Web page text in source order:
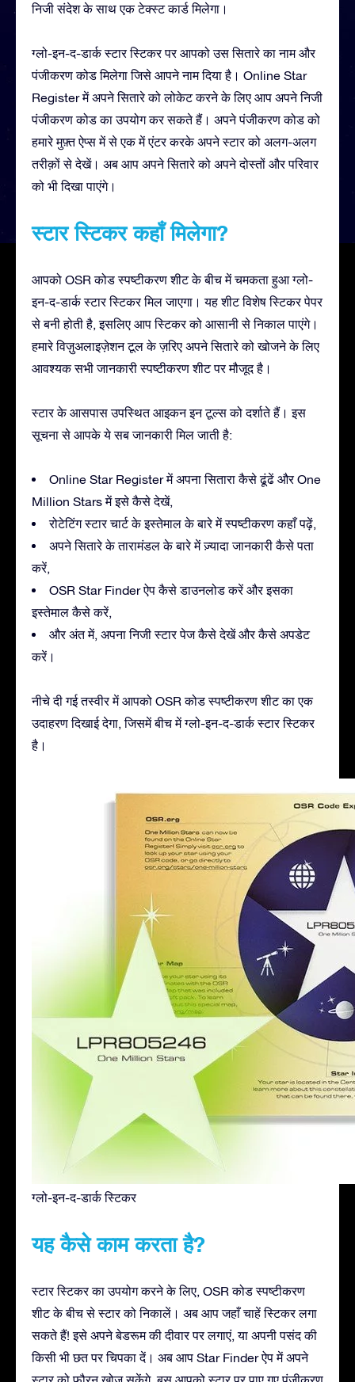
निजी संदेश के साथ एक टेक्स्ट कार्ड मिलेगा।
ग्लो-इन-द-डार्क स्टार स्टिकर पर आपको उस सितारे का नाम और
पंजीकरण कोड मिलेगा जिसे आपने नाम दिया है। Online Star
Register में अपने सितारे को लोकेट करने के लिए आप अपने निजी
पंजीकरण कोड का उपयोग कर सकते हैं। अपने पंजीकरण कोड को
हमारे मुफ़्त ऐप्स में से एक में एंटर करके अपने स्टार को अलग-अलग
तरीक़ों से देखें। अब आप अपने सितारे को अपने दोस्तों और परिवार
को भी दिखा पाएंगे।
स्टार स्टिकर कहाँ मिलेगा?
आपको OSR कोड स्पष्टीकरण शीट के बीच में चमकता हुआ ग्लो-
इन-द-डार्क स्टार स्टिकर मिल जाएगा। यह शीट विशेष स्टिकर पेपर
से बनी होती है, इसलिए आप स्टिकर को आसानी से निकाल पाएंगे।
हमारे विज़ुअलाइज़ेशन टूल के ज़रिए अपने सितारे को खोजने के लिए
आवश्यक सभी जानकारी स्पष्टीकरण शीट पर मौजूद है।
स्टार के आसपास उपस्थित आइकन इन टूल्स को दर्शाते हैं। इस
सूचना से आपके ये सब जानकारी मिल जाती है:
Online Star Register में अपना सितारा कैसे ढूंढें और One
Million Stars में इसे कैसे देखें,
रोटेटिंग स्टार चार्ट के इस्तेमाल के बारे में स्पष्टीकरण कहाँ पढ़ें,
अपने सितारे के तारामंडल के बारे में ज़्यादा जानकारी कैसे पता
करें,
OSR Star Finder ऐप कैसे डाउनलोड करें और इसका
इस्तेमाल कैसे करें,
और अंत में, अपना निजी स्टार पेज कैसे देखें और कैसे अपडेट
करें।
नीचे दी गई तस्वीर में आपको OSR कोड स्पष्टीकरण शीट का एक
उदाहरण दिखाई देगा, जिसमें बीच में ग्लो-इन-द-डार्क स्टार स्टिकर
है।
ग्लो-इन-द-डार्क स्टिकर
यह कैसे काम करता है?
स्टार स्टिकर का उपयोग करने के लिए, OSR कोड स्पष्टीकरण
शीट के बीच से स्टार को निकालें। अब आप जहाँ चाहें स्टिकर लगा
सकते हैं! इसे अपने बेडरूम की दीवार पर लगाएं, या अपनी पसंद की
किसी भी छत पर चिपका दें। अब आप Star Finder ऐप में अपने